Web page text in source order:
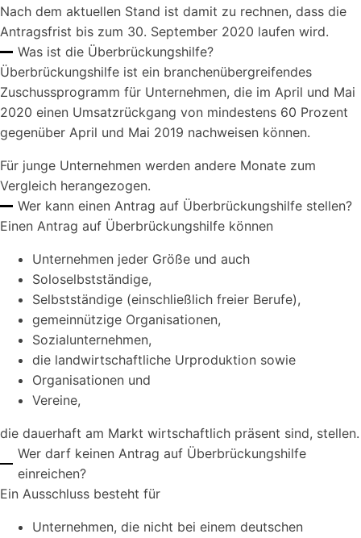
Nach dem aktuellen Stand ist damit zu rechnen, dass die
Antragsfrist bis zum 30. September 2020 laufen wird.
Was ist die Überbrückungshilfe?
Überbrückungshilfe ist ein branchenübergreifendes
Zuschussprogramm für Unternehmen, die im April und Mai
2020 einen Umsatzrückgang von mindestens 60 Prozent
gegenüber April und Mai 2019 nachweisen können.
Für junge Unternehmen werden andere Monate zum
Vergleich herangezogen.
Wer kann einen Antrag auf Überbrückungshilfe stellen?
Einen Antrag auf Überbrückungshilfe können
Unternehmen jeder Größe und auch
Soloselbstständige,
Selbstständige (einschließlich freier Berufe),
gemeinnützige Organisationen,
Sozialunternehmen,
die landwirtschaftliche Urproduktion sowie
Organisationen und
Vereine,
die dauerhaft am Markt wirtschaftlich präsent sind, stellen.
Wer darf keinen Antrag auf Überbrückungshilfe
einreichen?
Ein Ausschluss besteht für
Unternehmen, die nicht bei einem deutschen